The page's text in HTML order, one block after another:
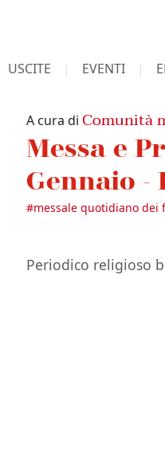
USCITE EVENTI
A cura diComunità
Messa e
Gennaio -
#messale quotidiano dei
Periodico religioso